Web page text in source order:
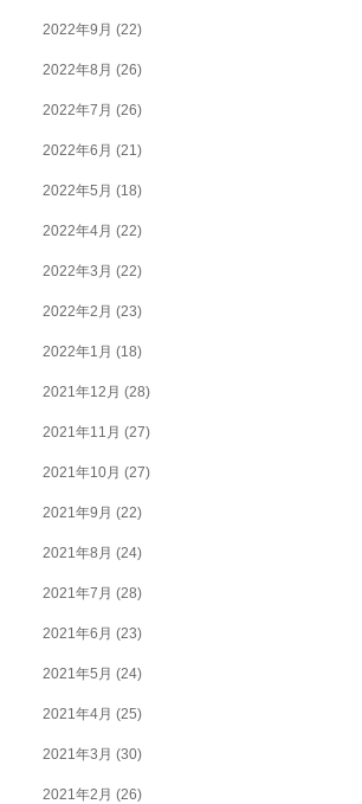
2022年9月 (22)
2022年8月 (26)
2022年7月 (26)
2022年6月 (21)
2022年5月 (18)
2022年4月 (22)
2022年3月 (22)
2022年2月 (23)
2022年1月 (18)
2021年12月 (28)
2021年11月 (27)
2021年10月 (27)
2021年9月 (22)
2021年8月 (24)
2021年7月 (28)
2021年6月 (23)
2021年5月 (24)
2021年4月 (25)
2021年3月 (30)
2021年2月 (26)